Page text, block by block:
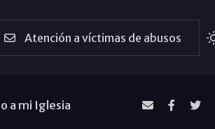
Atención a víctimas de abusos
a mi Iglesia